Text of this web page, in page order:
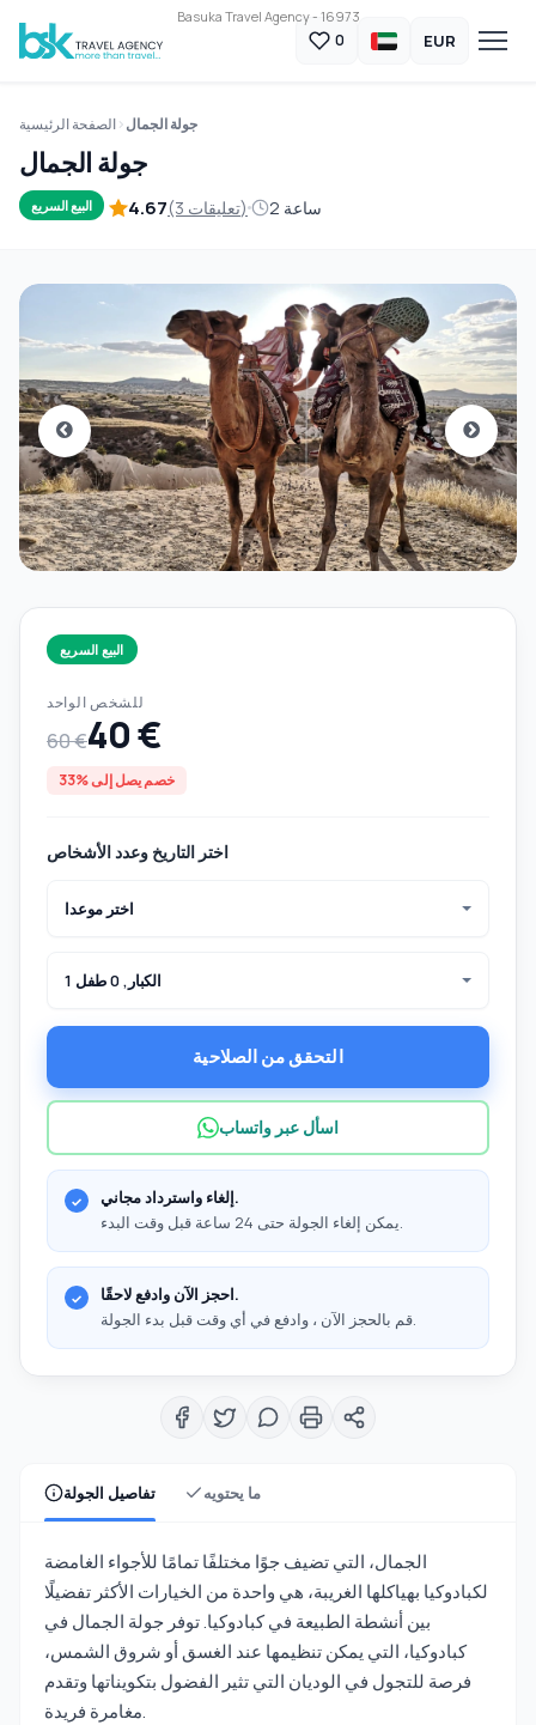
Basuka Travel Agency - 16973
0 EUR
الصفحة الرئيسية جولة الجمال
جولة الجمال
البيع السريع 4.67 (3 تعليقات) 2 ساعة
تفاصيل الجولة ما يحتويه
الجمال، التي تضيف جوًا مختلفًا تمامًا للأجواء الغامضة
لكبادوكيا بهياكلها الغريبة، هي واحدة من الخيارات الأكثر تفضيلًا
بين أنشطة الطبيعة في كبادوكيا. توفر جولة الجمال في
كبادوكيا، التي يمكن تنظيمها عند الغسق أو شروق الشمس،
فرصة للتجول في الوديان التي تثير الفضول بتكويناتها وتقدم
مغامرة فريدة.
البيع السريع
للشخص الواحد
60 €40 €
خصم يصل إلى %33
اختر التاريخ وعدد الأشخاص
اختر موعدا
1 الكبار, 0 طفل
التحقق من الصلاحية
اسأل عبر واتساب
إلغاء واسترداد مجاني.
يمكن إلغاء الجولة حتى 24 ساعة قبل وقت البدء.
احجز الآن وادفع لاحقًا.
قم بالحجز الآن ، وادفع في أي وقت قبل بدء الجولة.